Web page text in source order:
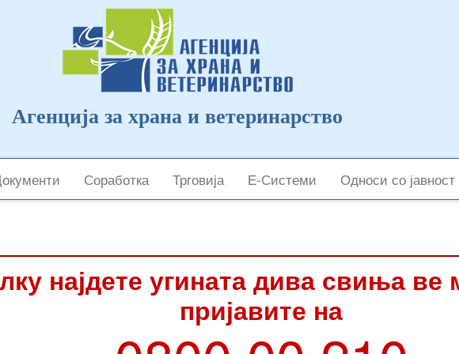
Агенција за храна и ветеринарство
Соработка Трговија Е-Системи Односи со јавност
најдете угината дива свиња
пријавите на